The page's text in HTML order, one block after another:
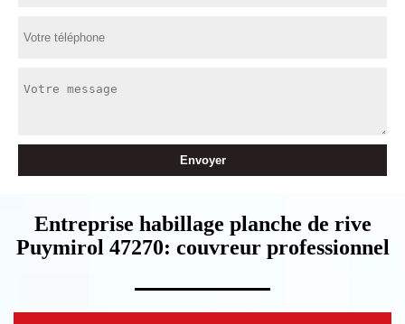
Entreprise habillage planche de rive
Puymirol 47270: couvreur professionnel